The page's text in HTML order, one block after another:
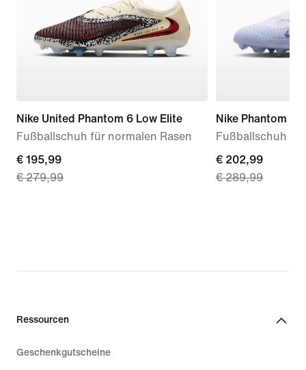
Nike United Phantom 6 Low Elite
Fußballschuh für normalen Rasen
current
price
€ 195,99
€ 279,99
Nike Phantom 6
Fußballschuh
current
price
€ 202,99
€ 289,99
Ressourcen
Geschenkgutscheine